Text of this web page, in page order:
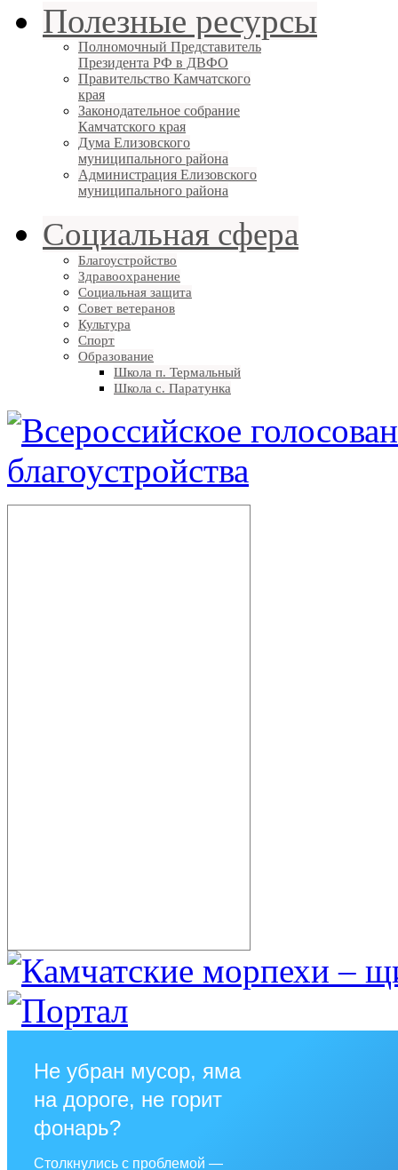
Полезные ресурсы
Полномочный Представитель
Президента РФ в ДВФО
Правительство Камчатского
края
Законодательное собрание
Камчатского края
Дума Елизовского
муниципального района
Администрация Елизовского
муниципального района
Социальная сфера
Благоустройство
Здравоохранение
Социальная защита
Совет ветеранов
Культура
Спорт
Образование
Школа п. Термальный
Школа с. Паратунка
Не убран мусор, яма
на дороге, не горит
фонарь?
Столкнулись с проблемой —